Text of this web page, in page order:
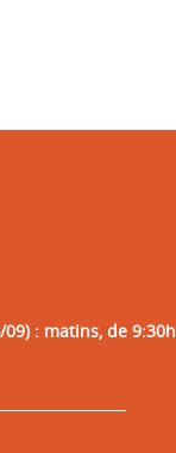
: matins, de 9:30h